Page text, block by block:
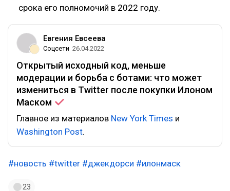
срока его полномочий в 2022 году.
Евгения Евсеева
Соцсети 26.04.2022
Открытый исходный код, меньше
модерации и борьба с ботами: что может
измениться в Twitter после покупки Илоном
Маском
Главное из материалов New York Times и
Washington Post.
#новость #twitter #джекдорси #илонмаск
23